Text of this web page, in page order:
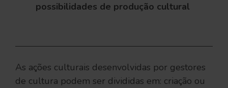
possibilidades de produção cultural
As ações culturais desenvolvidas por gestores
de cultura podem ser divididas em: criação ou